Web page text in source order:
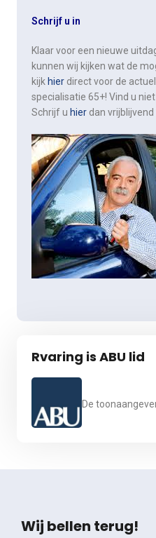
Schrijf u in
Klaar voor een nieuwe
kunnen wij kijken wat de
kijk hier direct voor de
specialisatie 65+! Vind u
Schrijf u hier dan vrijblijvend
Rvaring is ABU lid
De
Wij bellen terug!